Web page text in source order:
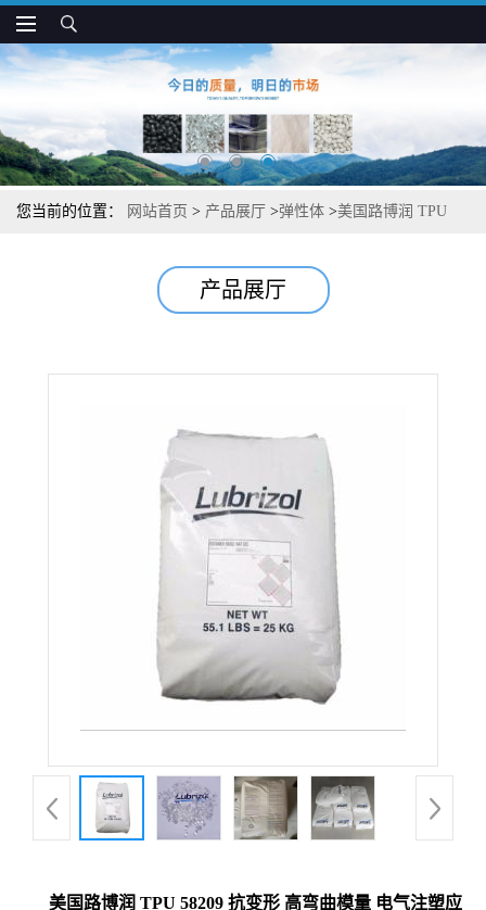
您当前的位置： 网站首页 > 产品展厅 >弹性体 >美国路博润 TPU
产品展厅
美国路博润 TPU 58209 抗变形 高弯曲模量 电气注塑应